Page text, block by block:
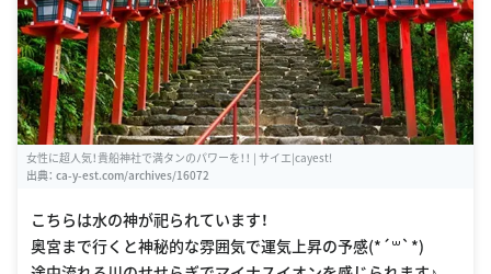
女性に超人気！貴船神社で満タンのパワーを！！ | サイエ|cayest!
出典： ca-y-est.com/archives/16072
こちらは水の神が祀られています！
奥宮まで行くと神秘的な雰囲気で運気上昇の予感(*´꒳`*)